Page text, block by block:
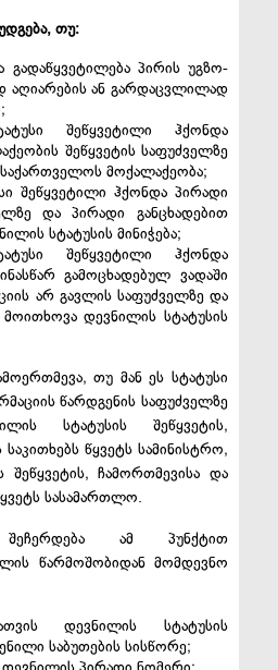
თუ:
გადაწყვეტილება პირის უგზო-
ან გარდაცვლილად
შეწყვეტილი ჰქონდა
შეწყვეტის საფუძველზე
საქართველოს მოქალაქეობა;
შეწყვეტილი ჰქონდა პირადი
და პირადი განცხადებით
სტატუსის მინიჭება;
შეწყვეტილი ჰქონდა
გამოცხადებულ ვადაში
არ გავლის საფუძველზე და
დევნილის სტატუსის
თუ მან ეს სტატუსი
წარდგენის საფუძველზე
სტატუსის შეწყვეტის,
წყვეტს სამინისტრო,
ჩამორთმევისა და
სასამართლო.
ამ პუნქტით
წარმოშობიდან მომდევნო
დევნილის სტატუსის
საბუთების სისწორე;